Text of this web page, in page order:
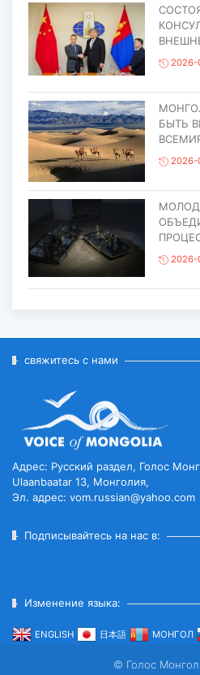
2026-
БЫТЬ
2026-
2026-
ЕГО
свяжитесь с нами
Адрес: Русский раздел, Голос
Ulaanbaatar 13, Монголия,
Эл. адрес: vom.russian@yahoo.com
Подписывайтесь на нас в:
Изменение языка:
ENGLISH 日本語 МОНГОЛ
© Голос